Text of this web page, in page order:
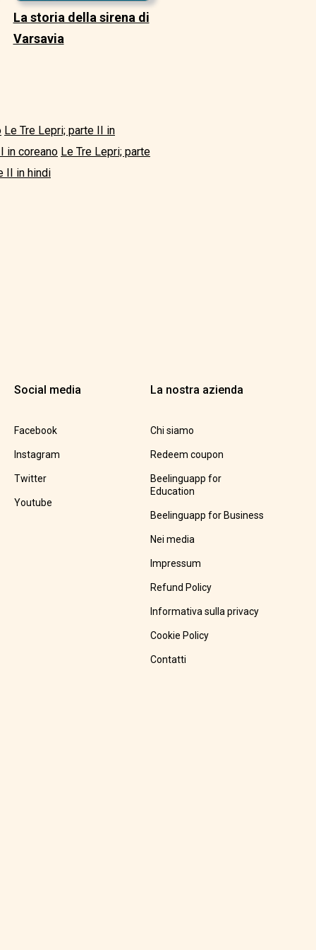
La storia della sirena di
Varsavia
Le Tre Lepri; parte II in
in coreano Le Tre Lepri; parte
II in hindi
Social media
Facebook
Instagram
Twitter
Youtube
La nostra azienda
Chi siamo
Redeem coupon
Beelinguapp for
Education
Beelinguapp for Business
Nei media
Impressum
Refund Policy
Informativa sulla privacy
Cookie Policy
Contatti